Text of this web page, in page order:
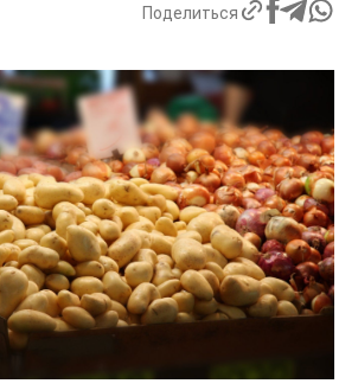
Поделиться